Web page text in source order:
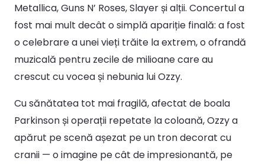
Metallica, Guns N’ Roses, Slayer și alții. Concertul a
fost mai mult decât o simplă apariție finală: a fost
o celebrare a unei vieți trăite la extrem, o ofrandă
muzicală pentru zecile de milioane care au
crescut cu vocea și nebunia lui Ozzy.
Cu sănătatea tot mai fragilă, afectat de boala
Parkinson și operații repetate la coloană, Ozzy a
apărut pe scenă așezat pe un tron decorat cu
cranii — o imagine pe cât de impresionantă, pe